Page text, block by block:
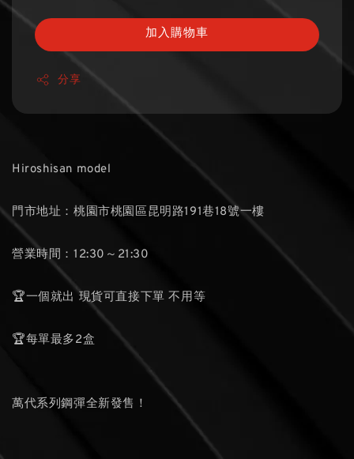
加入購物車
分享
Hiroshisan model
門市地址：桃園市桃園區昆明路191巷18號一樓
營業時間：12:30～21:30
🏆一個就出 現貨可直接下單 不用等
🏆每單最多2盒
萬代系列鋼彈全新發售！